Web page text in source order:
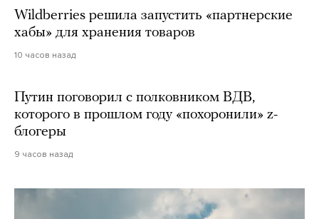
Wildberries решила запустить «партнерские
хабы» для хранения товаров
10 часов назад
Путин поговорил с полковником ВДВ,
которого в прошлом году «похоронили» z-
блогеры
9 часов назад